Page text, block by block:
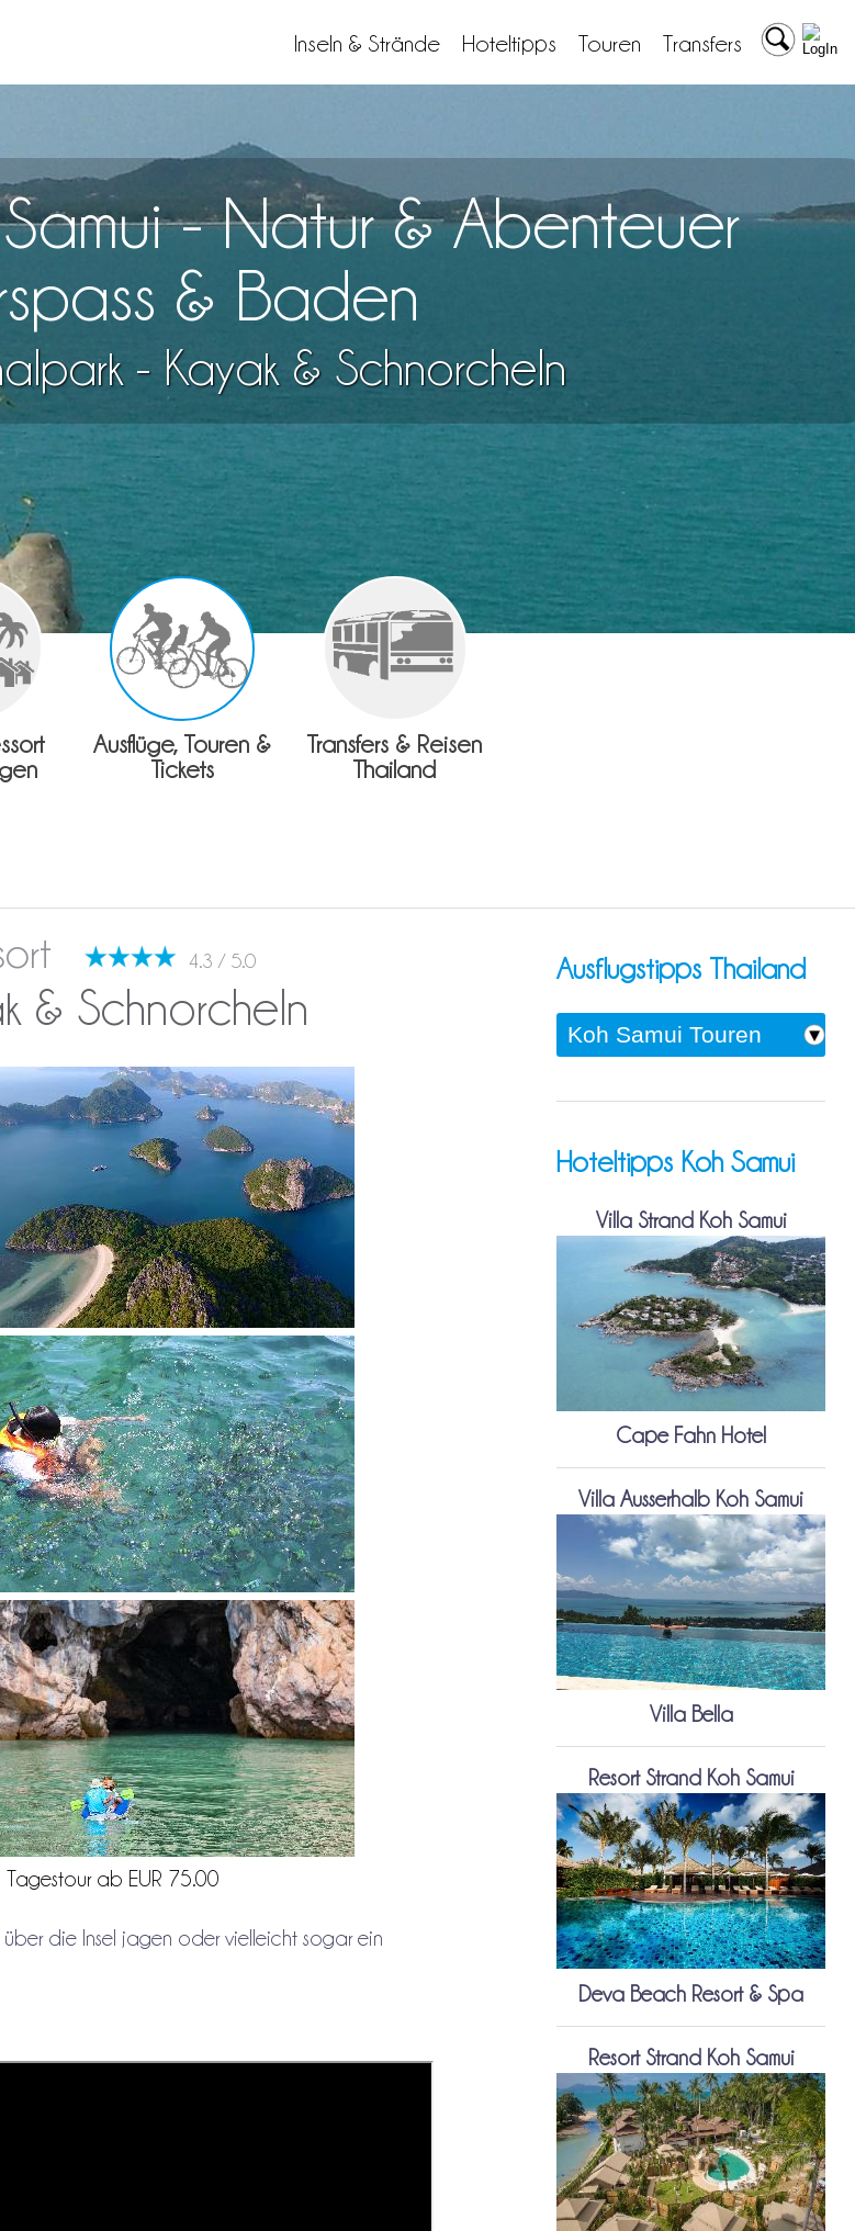
Transfers
Touren
Hoteltipps
Inseln & Strände
- Natur & Abenteuer
& Baden
- Kayak & Schnorcheln
Ausflüge, Touren &
Tickets
Transfers & Reisen
Thailand
4.3 / 5.0
& Schnorcheln
ab EUR 75.00
über die Insel jagen oder vielleicht sogar ein
Ausflugstipps Thailand
Hoteltipps Koh Samui
Villa Strand Koh Samui
Cape Fahn Hotel
Villa Ausserhalb Koh Samui
Villa Bella
Resort Strand Koh Samui
Deva Beach Resort & Spa
Resort Strand Koh Samui